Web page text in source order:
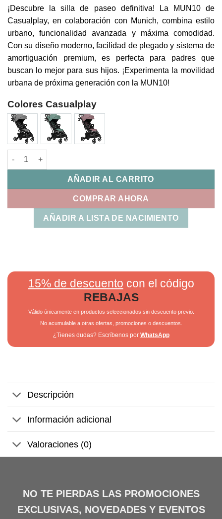
¡Descubre la silla de paseo definitiva! La MUN10 de
Casualplay, en colaboración con Munich, combina estilo
urbano, funcionalidad avanzada y máxima comodidad.
Con su diseño moderno, facilidad de plegado y sistema de
amortiguación premium, es perfecta para padres que
buscan lo mejor para sus hijos. ¡Experimenta la movilidad
urbana de próxima generación con la MUN10!
Colores Casualplay
Silla de Paseo Mun10 Casualplay X Munich cantidad
AÑADIR AL CARRITO
COMPRAR AHORA
AÑADIR A LISTA DE NACIMIENTO
15% de descuento con el código
REBAJAS
Válido únicamente en productos seleccionados sin descuento previo.
No acumulable a otras ofertas, promociones o descuentos.
¿Tienes dudas? Escríbenos por WhatsApp
Descripción
Información adicional
Valoraciones (0)
NO TE PIERDAS LAS PROMOCIONES
EXCLUSIVAS, NOVEDADES Y EVENTOS